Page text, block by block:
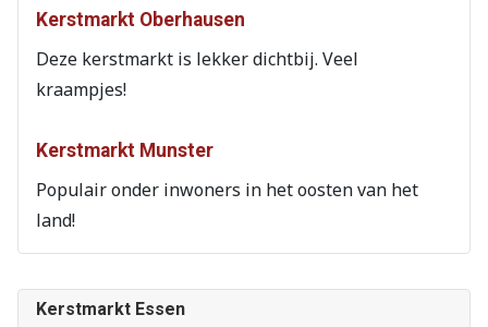
Kerstmarkt Essen
Kerstmarkt Oberhausen
Deze kerstmarkt is lekker dichtbij. Veel
kraampjes!
Kerstmarkt Munster
Populair onder inwoners in het oosten van het
land!